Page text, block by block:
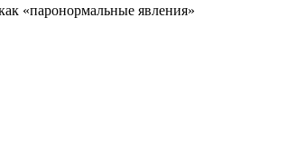
«паронормальные явления»